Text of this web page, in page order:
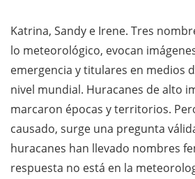
Katrina, Sandy e Irene. Tres
lo meteorológico, evocan
emergencia y titulares en medios
nivel mundial. Huracanes de alto
marcaron épocas y territorios.
causado, surge una pregunta
huracanes han llevado nombres
respuesta no está en la